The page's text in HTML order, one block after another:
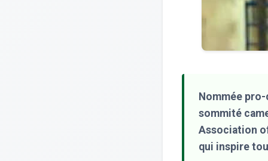
Nommée
sommité
Association
qui inspire